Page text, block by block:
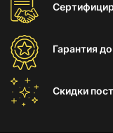
Гарантия
Скидки